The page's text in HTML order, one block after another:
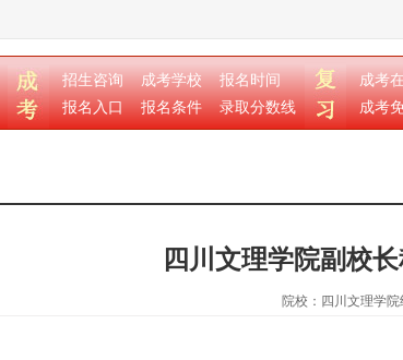
招生咨询 成考学校
报名时间
报名入口
报名条件 录取分数线
成考
成考
四川文理学院副校
院校：四川文理学院